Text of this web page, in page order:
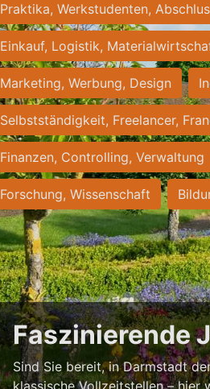
Praktika, Werkstudenten,
Einkauf, Logistik,
Marketing, Werbung, Design
Selbstständigkeit, Freelancer,
Finanzen, Controlling, Verwaltung
Forschung, Wissenschaft
Faszinierende
Sind Sie bereit, in Darmstadt